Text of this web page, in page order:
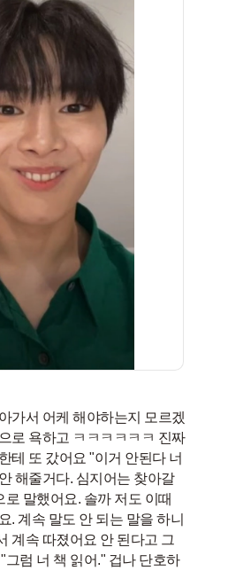
가서 어케 해야하는지 모르겠
로 욕하고 ㅋㅋㅋㅋㅋㅋ 진짜
테 또 갔어요 "이거 안된다 너
해줄거다. 심지어는 찾아갈
로 말했어요. 솔까 저도 이때
. 계속 말도 안 되는 말을 하니
계속 따졌어요 안 된다고 그
그럼 너 책 읽어." 겁나 단호하